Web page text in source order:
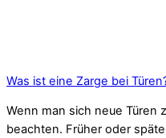
Was ist eine Zarge bei
Wenn man sich neue Türen
beachten. Früher oder